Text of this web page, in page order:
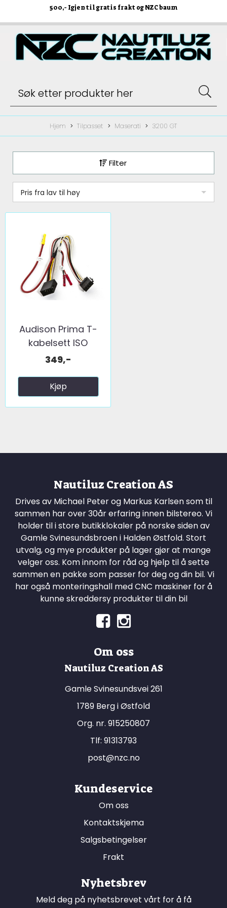
500,- Igjen til gratis frakt og NZC baum
Hjem Tilpasset Maserati 3200 GT
Filter
Pris fra lav til høy
Audison Prima T-
kabelsett ISO
349,-
Kjøp
Nautiluz Creation AS
Drives av Michael Peter og Markus Karlsen som til
sammen har over 30år erfaring innen bilstereo. Vi
holder til i store butikklokaler på norske siden av
Gamle Svinesundsbroen i Halden Østfold. Stort
utvalg, og mye produkter på lager gjør at mange
velger oss. Kom innom for råd og hjelp til å sette
sammen en pakke som passer for deg og din bil. Vi
har også monteringshall med CNC maskiner for å
kunne skreddersy produkter til din bil
Om oss
Nautiluz Creation AS
Gamle Svinesundsvei 261
1789 Berg i Østfold
Org. nr. 915250807
Tlf: 91313793
post@nzc.no
Kundeservice
Om oss
Kontaktskjema
Salgsbetingelser
Frakt
Nyhetsbrev
Meld deg på nyhetsbrevet vårt for å få